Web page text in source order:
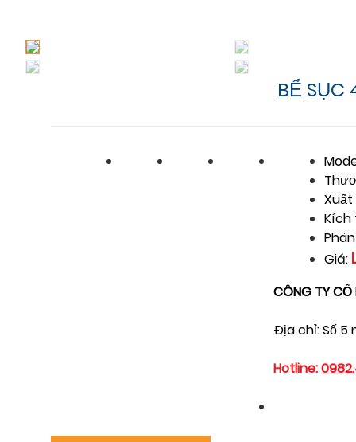
BỂ SỤC
Xuất
Kích
Giá:
CÔNG TY CỔ
Địa chỉ: Số 5
Hotline: